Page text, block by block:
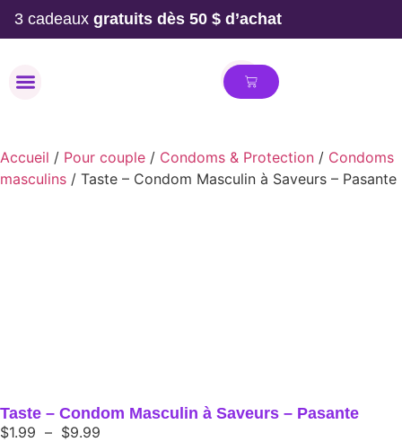
3 cadeaux gratuits dès 50 $ d’achat
Accueil / Pour couple / Condoms & Protection / Condoms
masculins / Taste – Condom Masculin à Saveurs – Pasante
Taste – Condom Masculin à Saveurs – Pasante
$1.99 – $9.99